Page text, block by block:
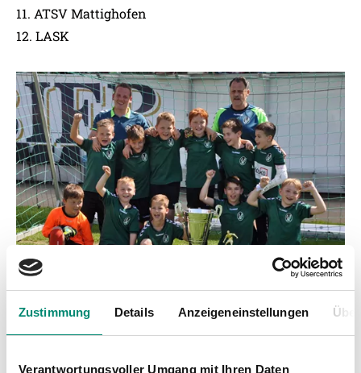
Zustimmung Details Anzeigeneinstellungen
Verantwortungsvoller Umgang mit Ihren Daten
11. ATSV Mattighofen
12. LASK